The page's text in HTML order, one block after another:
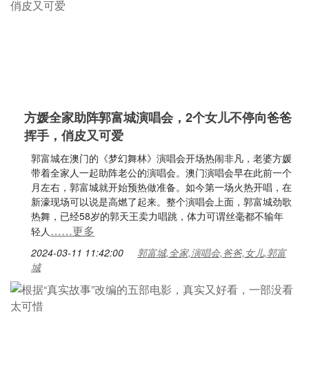
方媛全家助阵郭富城演唱会，2个女儿不停向爸爸
挥手，俏皮又可爱
郭富城在澳门的《梦幻舞林》演唱会开场热闹非凡，老婆方媛
带着全家人一起助阵老公的演唱会。澳门演唱会早在此前一个
月左右，郭富城就开始预热做准备。如今第一场火热开唱，在
新濠现场可以说是高燃了起来。整个演唱会上面，郭富城劲歌
热舞，已经58岁的郭天王卖力唱跳，体力可谓丝毫都不输年
轻人……更多
2024-03-11 11:42:00
郭富城,全家,演唱会,爸爸,女儿,郭富
城